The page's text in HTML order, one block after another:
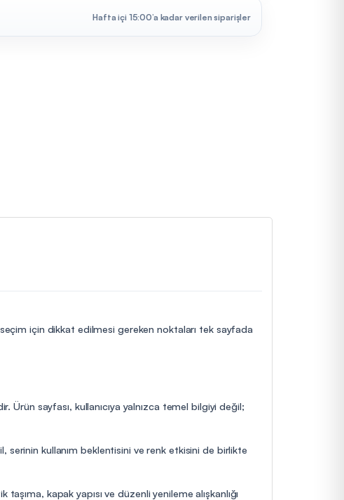
Hafta içi 15:00’a kadar verilen siparişler
için dikkat edilmesi gereken noktaları tek sayfada
Ürün sayfası, kullanıcıya yalnızca temel bilgiyi değil;
serinin kullanım beklentisini ve renk etkisini de birlikte
kapak yapısı ve düzenli yenileme alışkanlığı